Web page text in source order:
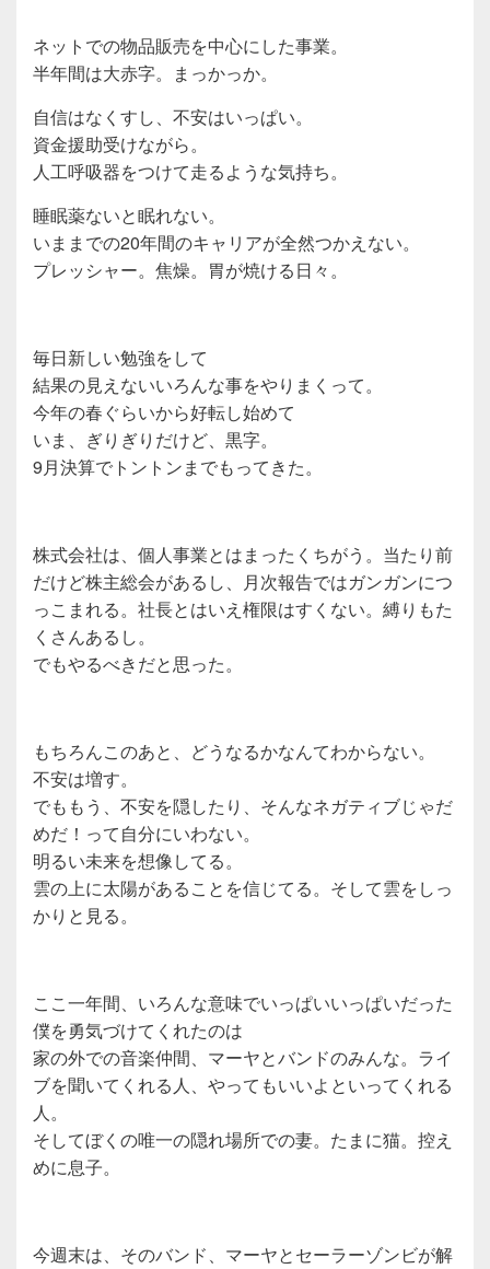
ネットでの物品販売を中心にした事業。
半年間は大赤字。まっかっか。
自信はなくすし、不安はいっぱい。
資金援助受けながら。
人工呼吸器をつけて走るような気持ち。
睡眠薬ないと眠れない。
いままでの20年間のキャリアが全然つかえない。
プレッシャー。焦燥。胃が焼ける日々。
毎日新しい勉強をして
結果の見えないいろんな事をやりまくって。
今年の春ぐらいから好転し始めて
いま、ぎりぎりだけど、黒字。
9月決算でトントンまでもってきた。
株式会社は、個人事業とはまったくちがう。当たり前
だけど株主総会があるし、月次報告ではガンガンにつ
っこまれる。社長とはいえ権限はすくない。縛りもた
くさんあるし。
でもやるべきだと思った。
もちろんこのあと、どうなるかなんてわからない。
不安は増す。
でももう、不安を隠したり、そんなネガティブじゃだ
めだ！って自分にいわない。
明るい未来を想像してる。
雲の上に太陽があることを信じてる。そして雲をしっ
かりと見る。
ここ一年間、いろんな意味でいっぱいいっぱいだった
僕を勇気づけてくれたのは
家の外での音楽仲間、マーヤとバンドのみんな。ライ
ブを聞いてくれる人、やってもいいよといってくれる
人。
そしてぼくの唯一の隠れ場所での妻。たまに猫。控え
めに息子。
今週末は、そのバンド、マーヤとセーラーゾンビが解